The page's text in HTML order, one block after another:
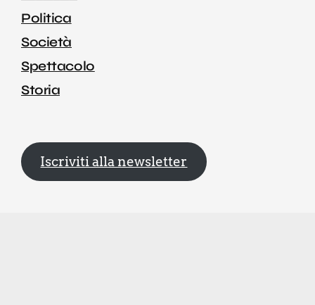
Politica
Società
Spettacolo
Storia
Iscriviti alla newsletter